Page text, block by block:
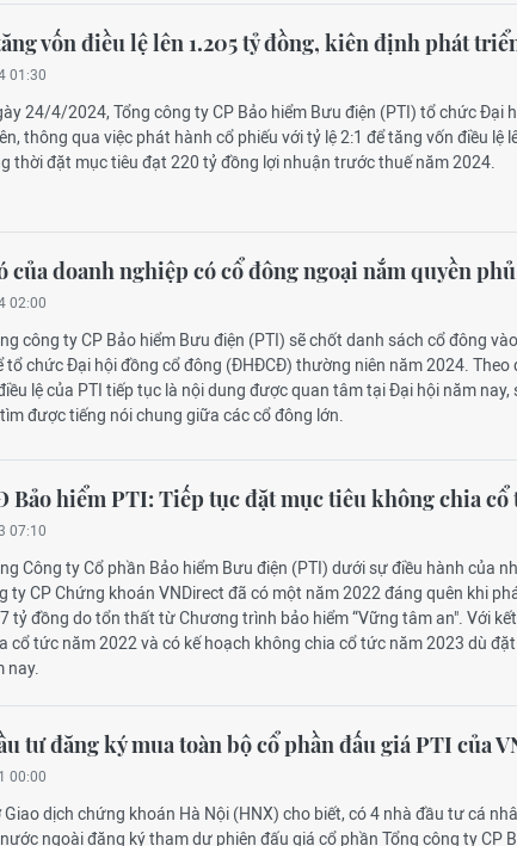
vốn điều lệ lên 1.205 tỷ đồng, kiên định phát
01:30
24/4/2024, Tổng công ty CP Bảo hiểm Bưu điện (PTI) tổ chức Đại
thông qua việc phát hành cổ phiếu với tỷ lệ 2:1 để tăng vốn điều lệ
thời đặt mục tiêu đạt 220 tỷ đồng lợi nhuận trước thuế năm 2024.
của doanh nghiệp có cổ đông ngoại nắm quyền
02:00
công ty CP Bảo hiểm Bưu điện (PTI) sẽ chốt danh sách cổ đông
tổ chức Đại hội đồng cổ đông (ĐHĐCĐ) thường niên năm 2024. Theo
lệ của PTI tiếp tục là nội dung được quan tâm tại Đại hội năm nay,
được tiếng nói chung giữa các cổ đông lớn.
hiểm PTI: Tiếp tục đặt mục tiêu không chia cổ
07:10
Công ty Cổ phần Bảo hiểm Bưu điện (PTI) dưới sự điều hành của
ty CP Chứng khoán VNDirect đã có một năm 2022 đáng quên khi
tỷ đồng do tổn thất từ Chương trình bảo hiểm “Vững tâm an". Với
cổ tức năm 2022 và có kế hoạch không chia cổ tức năm 2023 dù
nay.
tư đăng ký mua toàn bộ cổ phần đấu giá PTI của
00:00
Giao dịch chứng khoán Hà Nội (HNX) cho biết, có 4 nhà đầu tư cá
ngoài đăng ký tham dự phiên đấu giá cổ phần Tổng công ty CP